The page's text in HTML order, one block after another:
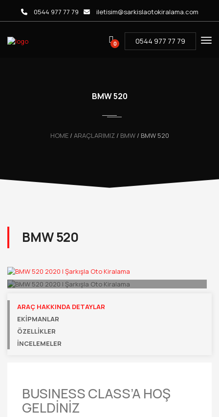
0544 977 77 79 iletisim@sarkislaotokiralama.com
0544 977 77 79
0
BMW 520
HOME/ ARAÇLARIMIZ/ BMW/ BMW 520
BMW 520
ARAÇ HAKKINDA DETAYLAR
EKIPMANLAR
ÖZELLIKLER
İNCELEMELER
BUSINESS CLASS’A HOŞ
GELDİNİZ